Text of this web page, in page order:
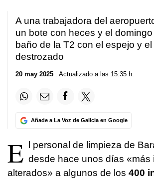
A una trabajadora del
un bote con heces y el
baño de la T2 con el espejo y
destrozado
20 may 2025 . Actualizado a las 15:35 h.
Añade a La Voz de Galicia en Google
E
l personal de limpieza de
desde hace unos días «más
alterados» a algunos de los 400